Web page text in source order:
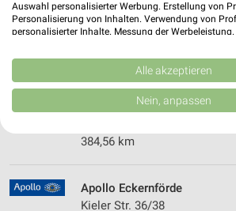
383,93 km
Niko Nissen Leck
Hauptstraße 21
25917 Leck
Heute 08:30 - 12:30 Uhr |
384,56 km
Apollo Eckernförde
Kieler Str. 36/38
Auswahl personalisierter Werbung. Erstellung von
Personalisierung von Inhalten. Verwendung von
personalisierter Inhalte. Messung der
Kombinationen von Daten aus verschiedenen
Verbesserung der Angebote. Verwendung
von Inhalten.
Daten können außerhalb der Europäischen Union
USA gesendet werden.
Website/App.
Wir nutzen Ihre Daten für folgende Zwecke:
IAB-Verarbeitungszwecke:
Alle akzeptieren
Nein, anpassen